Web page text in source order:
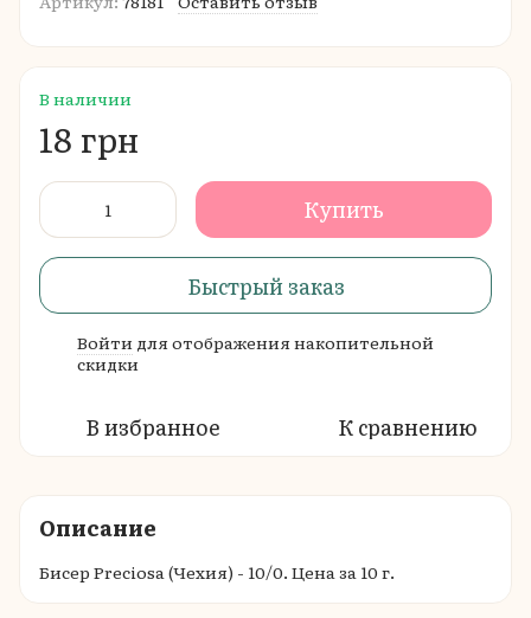
В наличии
18 грн
Купить
Быстрый заказ
Войти для отображения накопительной
скидки
В избранное К сравнению
Описание
Бисер Preciosa (Чехия) - 10/0. Цена за 10 г.